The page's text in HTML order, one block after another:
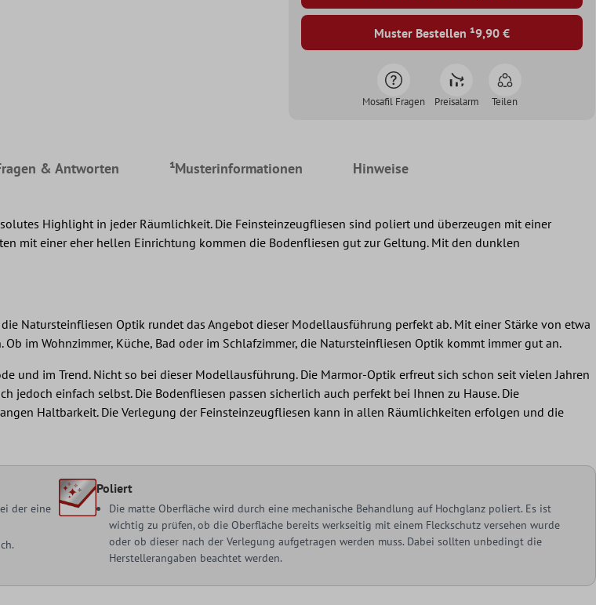
Muster Bestellen ¹9,90 €
Mosafil Fragen Preisalarm Teilen
& Antworten ¹Musterinformationen Hinweise
Highlight in jeder Räumlichkeit. Die Feinsteinzeugfliesen sind poliert und überzeugen mit einer
mit einer eher hellen Einrichtung kommen die Bodenfliesen gut zur Geltung. Mit den dunklen
Natursteinfliesen Optik rundet das Angebot dieser Modellausführung perfekt ab. Mit einer Stärke von etwa
im Wohnzimmer, Küche, Bad oder im Schlafzimmer, die Natursteinfliesen Optik kommt immer gut an.
und im Trend. Nicht so bei dieser Modellausführung. Die Marmor-Optik erfreut sich schon seit vielen Jahren
jedoch einfach selbst. Die Bodenfliesen passen sicherlich auch perfekt bei Ihnen zu Hause. Die
Haltbarkeit. Die Verlegung der Feinsteinzeugfliesen kann in allen Räumlichkeiten erfolgen und die
der eine
Poliert
Die matte Oberfläche wird durch eine mechanische Behandlung auf Hochglanz poliert. Es ist
wichtig zu prüfen, ob die Oberfläche bereits werkseitig mit einem Fleckschutz versehen wurde
oder ob dieser nach der Verlegung aufgetragen werden muss. Dabei sollten unbedingt die
Herstellerangaben beachtet werden.